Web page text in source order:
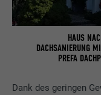
Dank des geringen
HAUS
DACHSANIERUNG
PREFA